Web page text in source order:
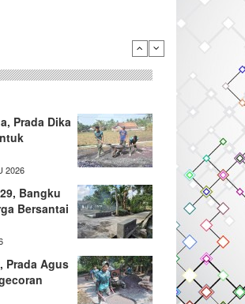
Prada Dika
2026
Bangku
Bersantai
Prada Agus